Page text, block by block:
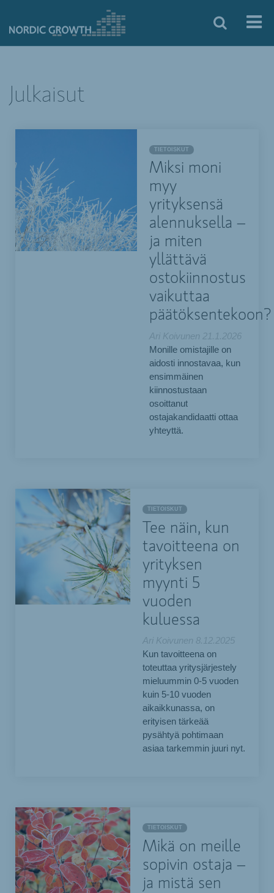
Julkaisut
TIETOISKUT
Miksi moni
myy
yrityksensä
alennuksella –
ja miten
yllättävä
ostokiinnostus
vaikuttaa
päätöksentekoon?
Ari Koivunen 21.1.2026
Monille omistajille on
aidosti innostavaa, kun
ensimmäinen
kiinnostustaan
osoittanut
ostajakandidaatti ottaa
yhteyttä.
TIETOISKUT
Tee näin, kun
tavoitteena on
yrityksen
myynti 5
vuoden
kuluessa
Ari Koivunen 8.12.2025
Kun tavoitteena on
toteuttaa yritysjärjestely
mieluummin 0-5 vuoden
kuin 5-10 vuoden
aikaikkunassa, on
erityisen tärkeää
pysähtyä pohtimaan
asiaa tarkemmin juuri nyt.
TIETOISKUT
Mikä on meille
sopivin ostaja –
ja mistä sen